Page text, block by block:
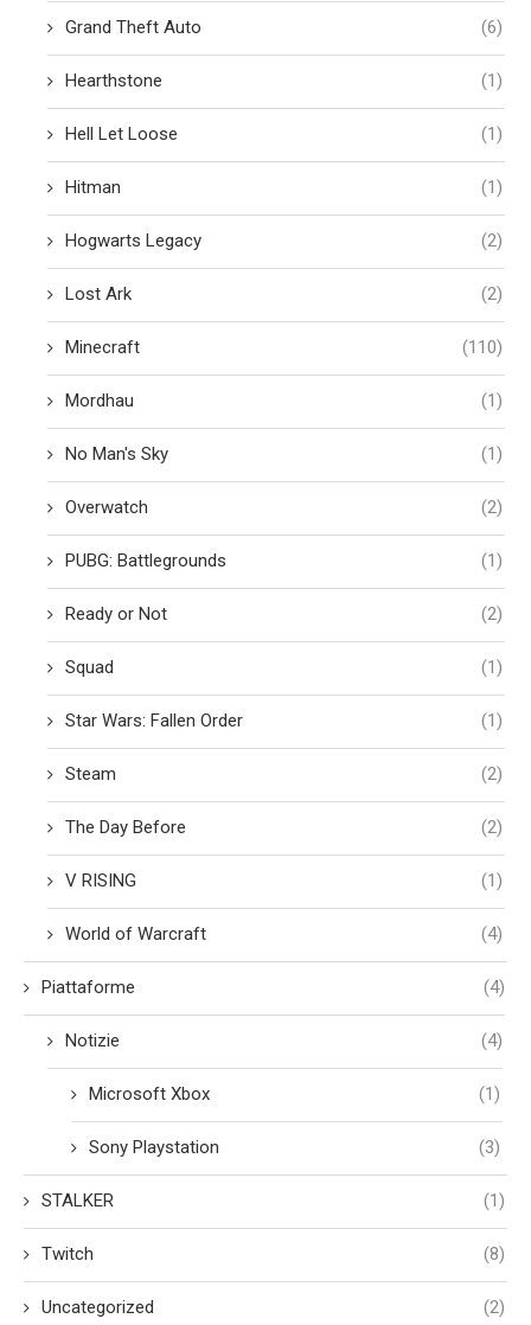
Grand Theft Auto (6)
Hearthstone (1)
Hell Let Loose (1)
Hitman (1)
Hogwarts Legacy (2)
Lost Ark (2)
Minecraft (110)
Mordhau (1)
No Man's Sky (1)
Overwatch (2)
PUBG: Battlegrounds (1)
Ready or Not (2)
Squad (1)
Star Wars: Fallen Order (1)
Steam (2)
The Day Before (2)
V RISING (1)
World of Warcraft (4)
Piattaforme (4)
Notizie (4)
Microsoft Xbox (1)
Sony Playstation (3)
STALKER (1)
Twitch (8)
Uncategorized (2)